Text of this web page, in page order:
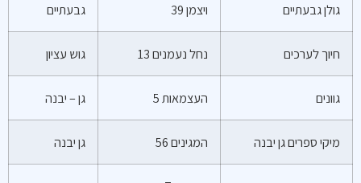
גולן גבעתיים ויצמן 39 גבעתיים
חיוך לערכים נחל נעמנים 13 גוש עציון
גוונים העצמאות 5 גן – יבנה
מיקי ספרים גן יבנה המגינים 56 גן יבנה